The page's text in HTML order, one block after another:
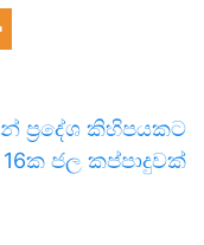
ප්‍රදේශ කිහිපයකට
16ක ජල කප්පාදුවක්